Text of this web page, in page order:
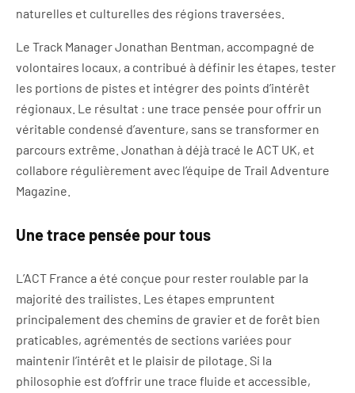
naturelles et culturelles des régions traversées.
Le Track Manager Jonathan Bentman, accompagné de
volontaires locaux, a contribué à définir les étapes, tester
les portions de pistes et intégrer des points d’intérêt
régionaux. Le résultat : une trace pensée pour offrir un
véritable condensé d’aventure, sans se transformer en
parcours extrême. Jonathan à déjà tracé le ACT UK, et
collabore régulièrement avec l’équipe de Trail Adventure
Magazine.
Une trace pensée pour tous
L’ACT France a été conçue pour rester roulable par la
majorité des trailistes. Les étapes empruntent
principalement des chemins de gravier et de forêt bien
praticables, agrémentés de sections variées pour
maintenir l’intérêt et le plaisir de pilotage. Si la
philosophie est d’offrir une trace fluide et accessible,